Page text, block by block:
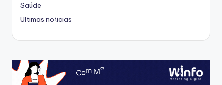
Saúde
Ultimas noticias